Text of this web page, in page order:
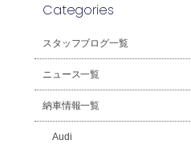
Categories
スタッフブログ一覧
ニュース一覧
納車情報一覧
Audi